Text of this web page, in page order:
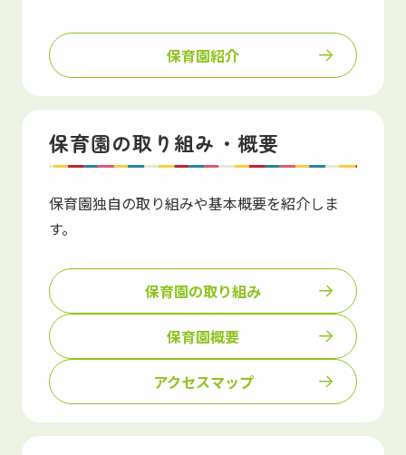
保育園紹介
保育園の取り組み・概要
保育園独自の取り組みや基本概要を紹介しま
す。
保育園の取り組み
保育園概要
アクセスマップ